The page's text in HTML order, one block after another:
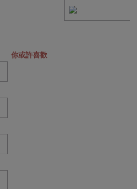
你或許喜歡